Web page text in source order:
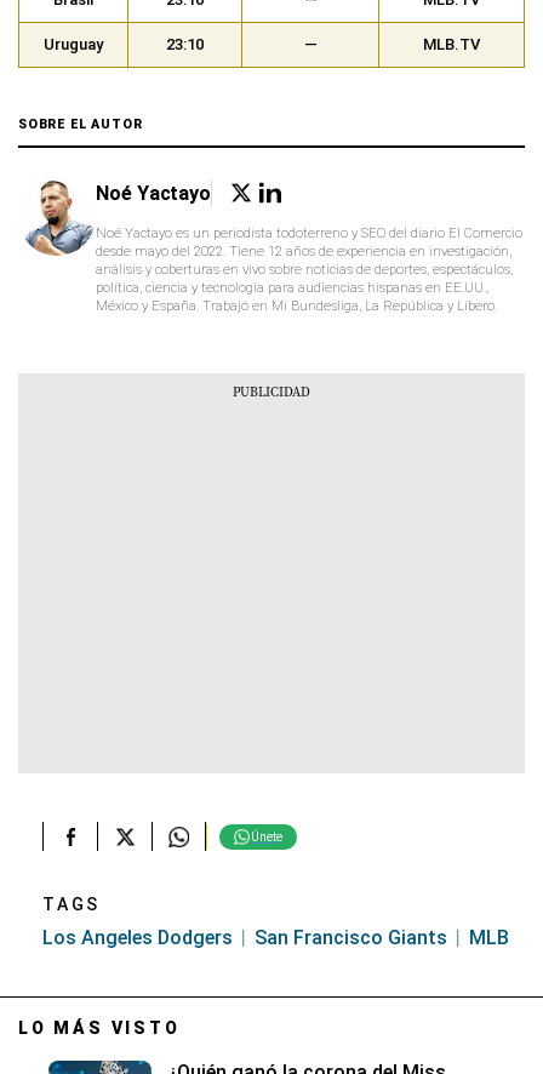
Uruguay 23:10 — MLB.TV
SOBRE EL AUTOR
Noé Yactayo
Noé Yactayo es un periodista todoterreno y SEO del diario El Comercio
desde mayo del 2022. Tiene 12 años de experiencia en investigación,
análisis y coberturas en vivo sobre noticias de deportes, espectáculos,
política, ciencia y tecnología para audiencias hispanas en EE.UU.,
México y España. Trabajó en Mi Bundesliga, La República y Líbero.
Únete
TAGS
Los Angeles Dodgers San Francisco Giants MLB
LO MÁS VISTO